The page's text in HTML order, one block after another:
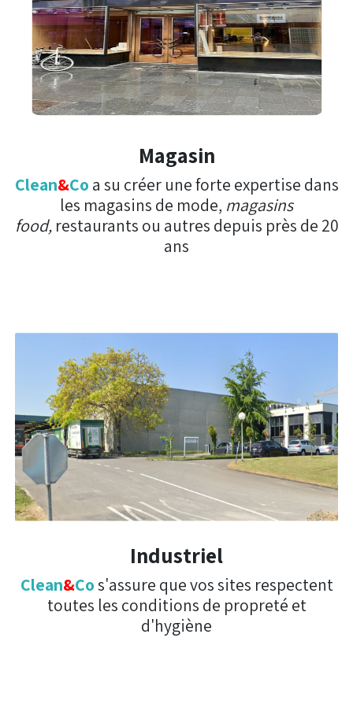
Magasin
Clean&Co a su créer une forte expertise dans
les magasins de mode, magasins
food, restaurants ou autres depuis près de 20
ans
Industriel
Clean&Cos'assure que vos sites respectent
toutes les conditions de propreté et
d'hygiène